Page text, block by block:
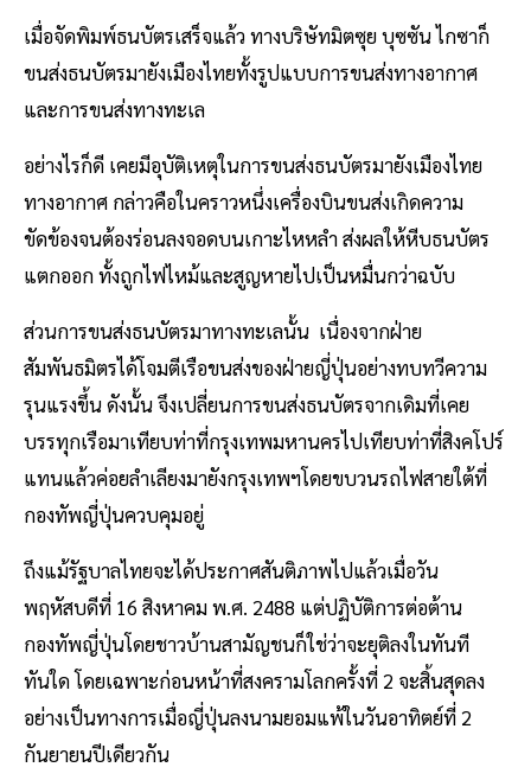
เมื่อจัดพิมพ์ธนบัตรเสร็จแล้ว ทางบริษัทมิตซุย บุซซัน ไกซาก็
ขนส่งธนบัตรมายังเมืองไทยทั้งรูปแบบการขนส่งทางอากาศ
และการขนส่งทางทะเล
อย่างไรก็ดี เคยมีอุบัติเหตุในการขนส่งธนบัตรมายังเมืองไทย
ทางอากาศ กล่าวคือในคราวหนึ่งเครื่องบินขนส่งเกิดความ
ขัดข้องจนต้องร่อนลงจอดบนเกาะไหหลำ ส่งผลให้หีบธนบัตร
แตกออก ทั้งถูกไฟไหม้และสูญหายไปเป็นหมื่นกว่าฉบับ
ส่วนการขนส่งธนบัตรมาทางทะเลนั้น เนื่องจากฝ่าย
สัมพันธมิตรได้โจมตีเรือขนส่งของฝ่ายญี่ปุ่นอย่างทบทวีความ
รุนแรงขึ้น ดังนั้น จึงเปลี่ยนการขนส่งธนบัตรจากเดิมที่เคย
บรรทุกเรือมาเทียบท่าที่กรุงเทพมหานครไปเทียบท่าที่สิงคโปร์
แทนแล้วค่อยลำเลียงมายังกรุงเทพฯโดยขบวนรถไฟสายใต้ที่
กองทัพญี่ปุ่นควบคุมอยู่
ถึงแม้รัฐบาลไทยจะได้ประกาศสันติภาพไปแล้วเมื่อวัน
พฤหัสบดีที่ 16 สิงหาคม พ.ศ. 2488 แต่ปฏิบัติการต่อต้าน
กองทัพญี่ปุ่นโดยชาวบ้านสามัญชนก็ใช่ว่าจะยุติลงในทันที
ทันใด โดยเฉพาะก่อนหน้าที่สงครามโลกครั้งที่ 2 จะสิ้นสุดลง
อย่างเป็นทางการเมื่อญี่ปุ่นลงนามยอมแพ้ในวันอาทิตย์ที่ 2
กันยายนปีเดียวกัน